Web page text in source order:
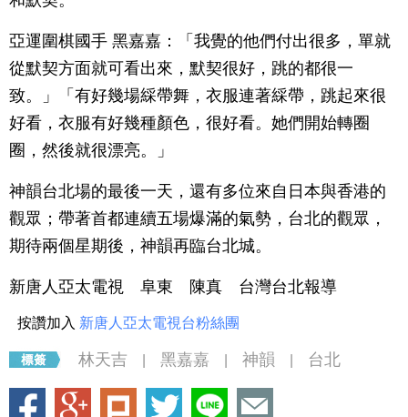
亞運圍棋國手 黑嘉嘉：「我覺的他們付出很多，單就
從默契方面就可看出來，默契很好，跳的都很一
致。」「有好幾場綵帶舞，衣服連著綵帶，跳起來很
好看，衣服有好幾種顏色，很好看。她們開始轉圈
圈，然後就很漂亮。」
神韻台北場的最後一天，還有多位來自日本與香港的
觀眾；帶著首都連續五場爆滿的氣勢，台北的觀眾，
期待兩個星期後，神韻再臨台北城。
新唐人亞太電視 阜東 陳真 台灣台北報導
按讚加入 新唐人亞太電視台粉絲團
林天吉 黑嘉嘉 神韻 台北